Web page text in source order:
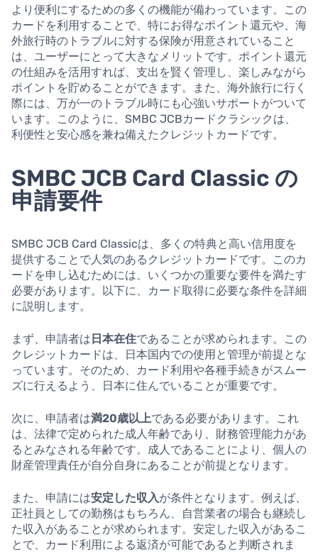
より便利にするための多くの機能が備わっています。この
カードを利用することで、特にお得なポイント還元や、海
外旅行時のトラブルに対する保険が用意されていること
は、ユーザーにとって大きなメリットです。ポイント還元
の仕組みを活用すれば、支出を賢く管理し、楽しみながら
ポイントを貯めることができます。また、海外旅行に行く
際には、万が一のトラブル時にも心強いサポートがついて
います。このように、SMBC JCBカードクラシックは、
利便性と安心感を兼ね備えたクレジットカードです。
SMBC JCB Card Classic の
申請要件
SMBC JCB Card Classicは、多くの特典と高い信用度を
提供することで人気のあるクレジットカードです。このカ
ードを申し込むためには、いくつかの重要な要件を満たす
必要があります。以下に、カード取得に必要な条件を詳細
に説明します。
まず、申請者は 日本在住であることが求められます。この
クレジットカードは、日本国内での使用と管理が前提とな
っています。そのため、カード利用や各種手続きがスムー
ズに行えるよう、日本に住んでいることが重要です。
次に、申請者は満20歳以上である必要があります。これ
は、法律で定められた成人年齢であり、財務管理能力があ
るとみなされる年齢です。成人であることにより、個人の
財産管理責任が自分自身にあることが前提となります。
また、申請には安定した収入が条件となります。例えば、
正社員としての勤務はもちろん、自営業者の場合も継続し
た収入があることが求められます。安定した収入があるこ
とで、カード利用による返済が可能であると判断されま